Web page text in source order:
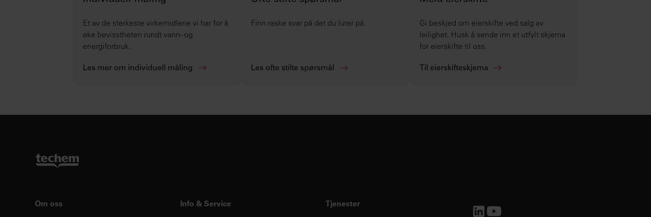
Et av de sterkeste virkemidlene vi har for å
øke bevisstheten rundt vann- og
energiforbruk.
Les mer om individuell måling
Finn raske svar på det du lurer på.
Les ofte stilte spørsmål
Gi beskjed om eierskifte ved salg av
leilighet. Husk å sende inn et utfylt skjema
for eierskifte til oss.
Til eierskifteskjema
Om oss Info & Service Tjenester